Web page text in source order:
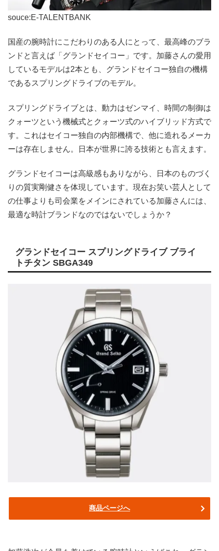
souce:E-TALENTBANK
国産の腕時計にこだわりのある人にとって、最高峰のブラ
ンドと言えば「グランドセイコー」です。加藤さんの愛用
しているモデルは2本とも、グランドセイコー独自の機構
であるスプリングドライブのモデル。
スプリングドライブとは、動力はゼンマイ、時間の制御は
クォーツという機械式とクォーツ式のハイブリッド方式で
す。これはセイコー独自の内部機構で、他に造れるメーカ
ーは存在しません。日本が世界に誇る技術とも言えます。
グランドセイコーは高級感もありながら、日本のものづく
りの質実剛健さを体現しています。現在お笑い芸人として
の仕事よりも司会業をメインにされている加藤さんには、
最適な時計ブランドなのではないでしょうか？
グランドセイコー スプリングドライブ ブライ
トチタン SBGA349
商品ページへ